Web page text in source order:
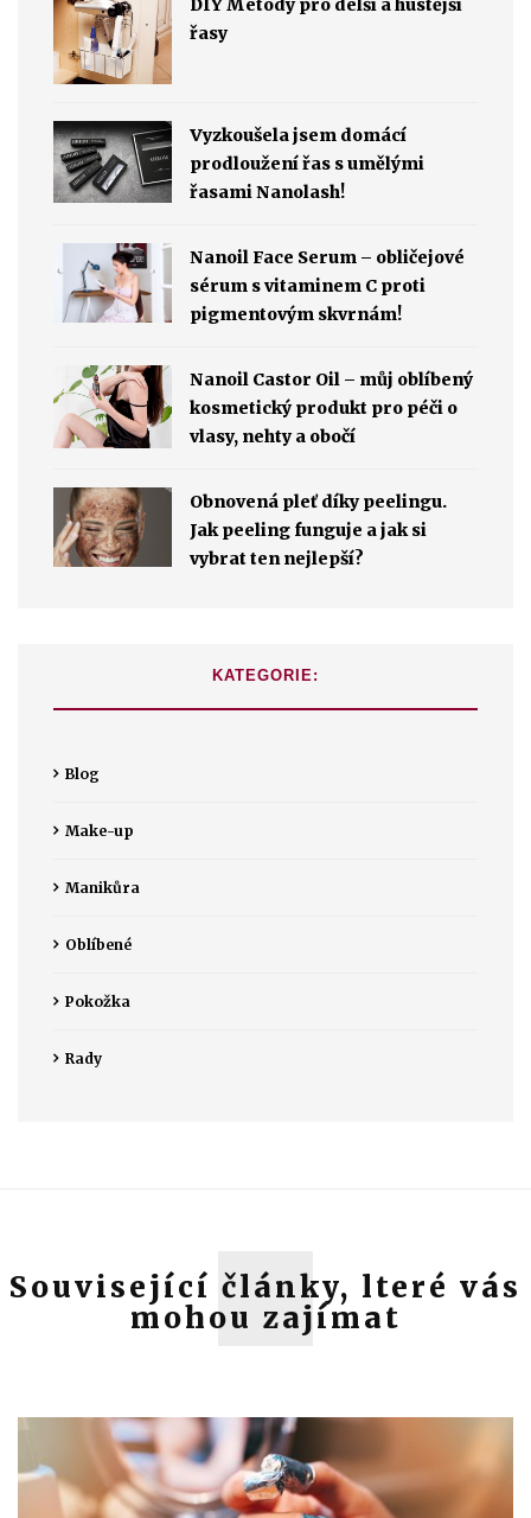
DIY Metody pro delší a hustější
řasy
Vyzkoušela jsem domácí
prodloužení řas s umělými
řasami Nanolash!
Nanoil Face Serum – obličejové
sérum s vitaminem C proti
pigmentovým skvrnám!
Nanoil Castor Oil – můj oblíbený
kosmetický produkt pro péči o
vlasy, nehty a obočí
Obnovená pleť díky peelingu.
Jak peeling funguje a jak si
vybrat ten nejlepší?
KATEGORIE:
Blog
Make-up
Manikůra
Oblíbené
Pokožka
Rady
Související články, lteré vás
mohou zajímat